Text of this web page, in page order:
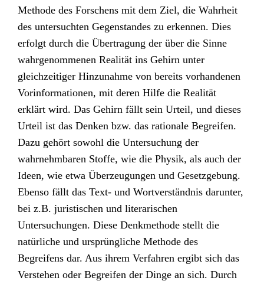
Methode des Forschens mit dem Ziel, die Wahrheit
des untersuchten Gegenstandes zu erkennen. Dies
erfolgt durch die Übertragung der über die Sinne
wahrgenommenen Realität ins Gehirn unter
gleichzeitiger Hinzunahme von bereits vorhandenen
Vorinformationen, mit deren Hilfe die Realität
erklärt wird. Das Gehirn fällt sein Urteil, und dieses
Urteil ist das Denken bzw. das rationale Begreifen.
Dazu gehört sowohl die Untersuchung der
wahrnehmbaren Stoffe, wie die Physik, als auch der
Ideen, wie etwa Überzeugungen und Gesetzgebung.
Ebenso fällt das Text- und Wortverständnis darunter,
bei z.B. juristischen und literarischen
Untersuchungen. Diese Denkmethode stellt die
natürliche und ursprüngliche Methode des
Begreifens dar. Aus ihrem Verfahren ergibt sich das
Verstehen oder Begreifen der Dinge an sich. Durch